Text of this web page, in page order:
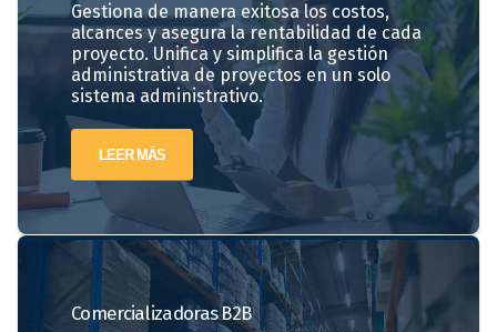
Gestiona de manera exitosa los costos,
alcances y asegura la rentabilidad de cada
proyecto. Unifica y simplifica la gestión
administrativa de proyectos en un solo
sistema administrativo.
LEER MÁS
ComercializadorasB2B